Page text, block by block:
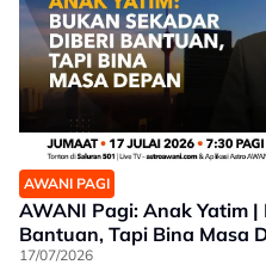
AWANI PAGI
AWANI Pagi: Anak Yatim
Bantuan, Tapi Bina Masa
17/07/2026